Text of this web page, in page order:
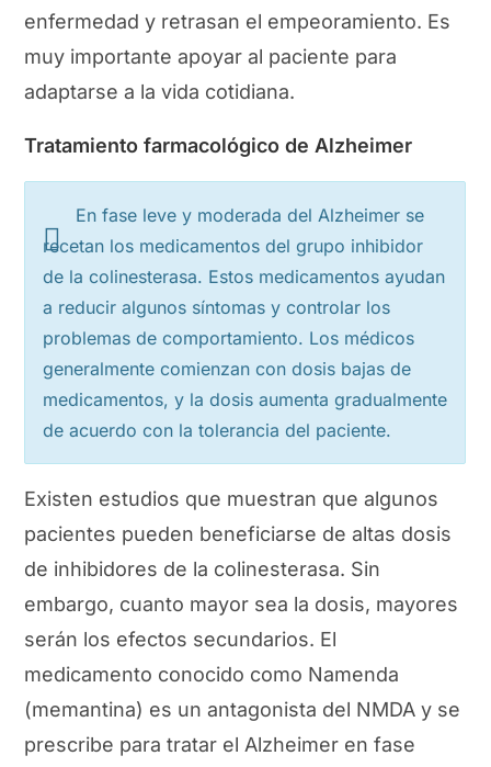
enfermedad y retrasan el empeoramiento. Es
muy importante apoyar al paciente para
adaptarse a la vida cotidiana.
Tratamiento farmacológico de Alzheimer
En fase leve y moderada del Alzheimer se
recetan los medicamentos del grupo inhibidor
de la colinesterasa. Estos medicamentos ayudan
a reducir algunos síntomas y controlar los
problemas de comportamiento. Los médicos
generalmente comienzan con dosis bajas de
medicamentos, y la dosis aumenta gradualmente
de acuerdo con la tolerancia del paciente.
Existen estudios que muestran que algunos
pacientes pueden beneficiarse de altas dosis
de inhibidores de la colinesterasa. Sin
embargo, cuanto mayor sea la dosis, mayores
serán los efectos secundarios. El
medicamento conocido como Namenda
(memantina) es un antagonista del NMDA y se
prescribe para tratar el Alzheimer en fase